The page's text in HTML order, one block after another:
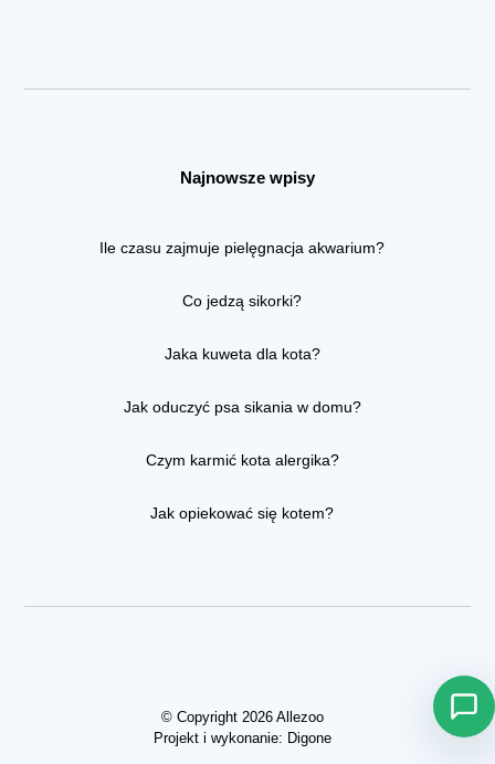
Najnowsze wpisy
Ile czasu zajmuje pielęgnacja akwarium?
Co jedzą sikorki?
Jaka kuweta dla kota?
Jak oduczyć psa sikania w domu?
Czym karmić kota alergika?
Jak opiekować się kotem?
© Copyright 2026 Allezoo
Projekt i wykonanie: Digone